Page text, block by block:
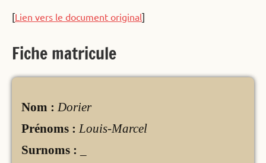
[Lien vers le document original]
Fiche matricule
Nom : Dorier
Prénoms : Louis-Marcel
Surnoms :